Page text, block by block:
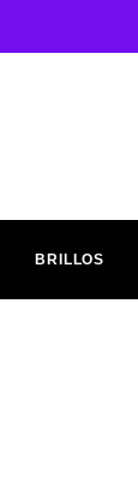
BRILLOS